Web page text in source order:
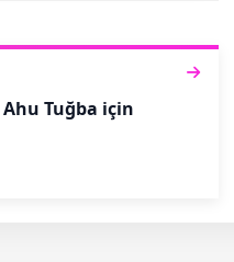
Tuğba için